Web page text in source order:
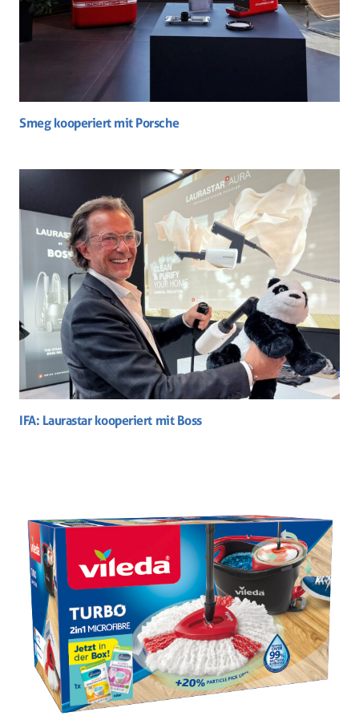
Smeg kooperiert mit Porsche
IFA: Laurastar kooperiert mit Boss